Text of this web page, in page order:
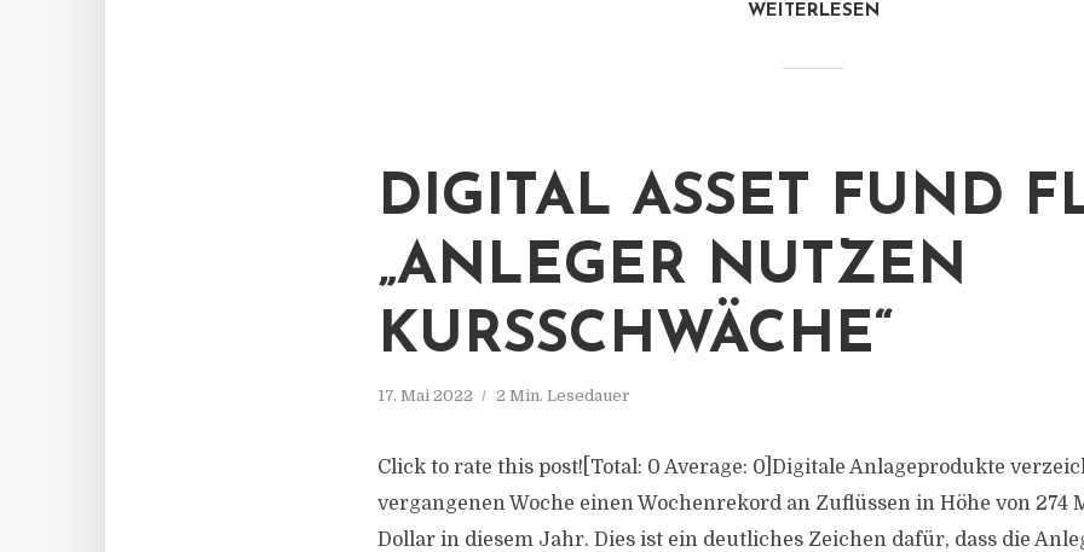
WEITERLESEN
DIGITAL ASSET FUND
„ANLEGER NUTZEN
KURSSCHWÄCHE“
17. Mai 2022 2 Min. Lesedauer
Click to rate this post![Total: 0 Average: 0]Digitale Anlageprodukte
vergangenen Woche einen Wochenrekord an Zuflüssen in Höhe von 274
Dollar in diesem Jahr. Dies ist ein deutliches Zeichen dafür, dass die